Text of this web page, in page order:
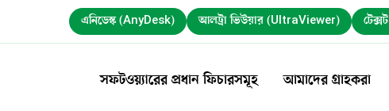
এনিডেস্ক (AnyDesk) আলট্রা ভিউয়ার (UltraViewer)
সফটওয়্যারের প্রধান ফিচারসমূহ আমাদের গ্রাহকরা